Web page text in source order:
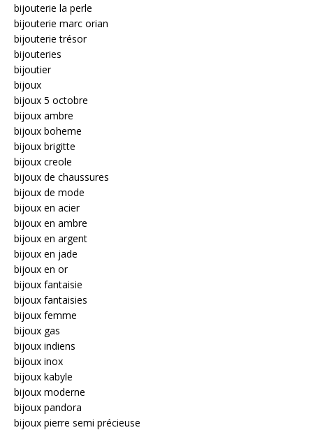
bijouterie la perle
bijouterie marc orian
bijouterie trésor
bijouteries
bijoutier
bijoux
bijoux 5 octobre
bijoux ambre
bijoux boheme
bijoux brigitte
bijoux creole
bijoux de chaussures
bijoux de mode
bijoux en acier
bijoux en ambre
bijoux en argent
bijoux en jade
bijoux en or
bijoux fantaisie
bijoux fantaisies
bijoux femme
bijoux gas
bijoux indiens
bijoux inox
bijoux kabyle
bijoux moderne
bijoux pandora
bijoux pierre semi précieuse